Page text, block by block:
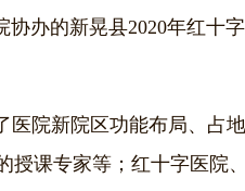
协办的新晃县2020年红十
院新院区功能布局、占
授课专家等；红十字医